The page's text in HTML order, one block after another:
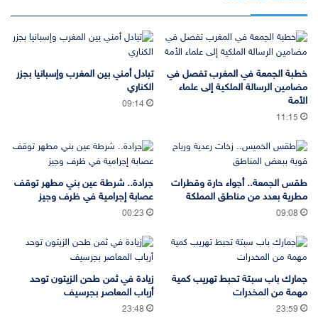
خطبة الجمعة في المغرب تفصل في
مضامين الرسالة الملكية إلى علماء
الأمة
11:15
تبادل أمني بين المغرب وإسبانيا بجزر
الكناري
09:14
طقس الجمعة.. أجواء حارة وقطرات
مطرية بعدد من مناطق المملكة
09:08
جرادة.. شرطة عين بني مطهر توقف
عصابة إجرامية في ظرف وجيز
00:23
جمارك باب سبتة تحبط تهريب كمية
مهمة من المخدرات
23:59
زيادة في ثمن طحن الزيتون توحد
أرباب المعاصر بجرسيف
23:48